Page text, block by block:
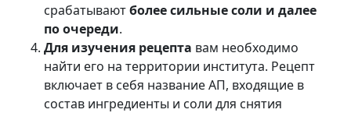
срабатываютболее сильные соли и далее
по очереди.
Для изучения рецепта вам необходимо
найти его на территории института. Рецепт
включает в себя название АП, входящие в
состав ингредиенты и соли для снятия